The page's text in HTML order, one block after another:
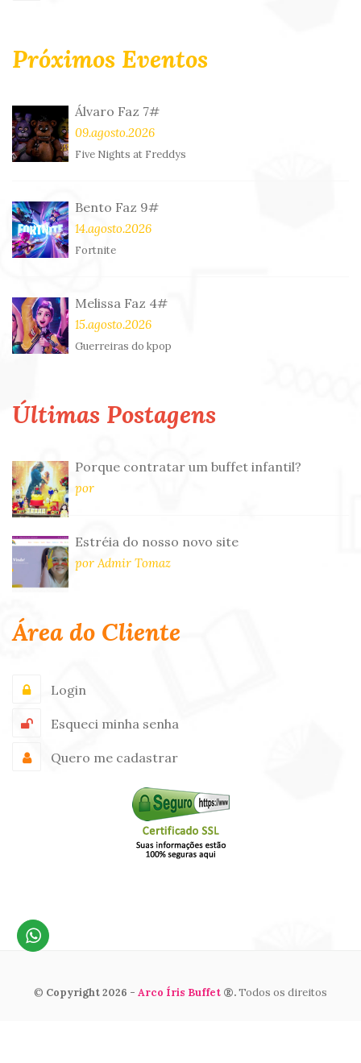
Próximos Eventos
Álvaro Faz 7#
09.agosto.2026
Five Nights at Freddys
Bento Faz 9#
14.agosto.2026
Fortnite
Melissa Faz 4#
15.agosto.2026
Guerreiras do kpop
Últimas Postagens
Porque contratar um buffet infantil?
por
Estréia do nosso novo site
por Admir Tomaz
Área do Cliente
Login
Esqueci minha senha
Quero me cadastrar
© Copyright 2026 - Arco Íris Buffet ®.Todos os direitos